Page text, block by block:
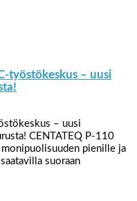
työstökeskus – uusi
– uusi
CENTATEQ P-110
pienille ja
suoraan